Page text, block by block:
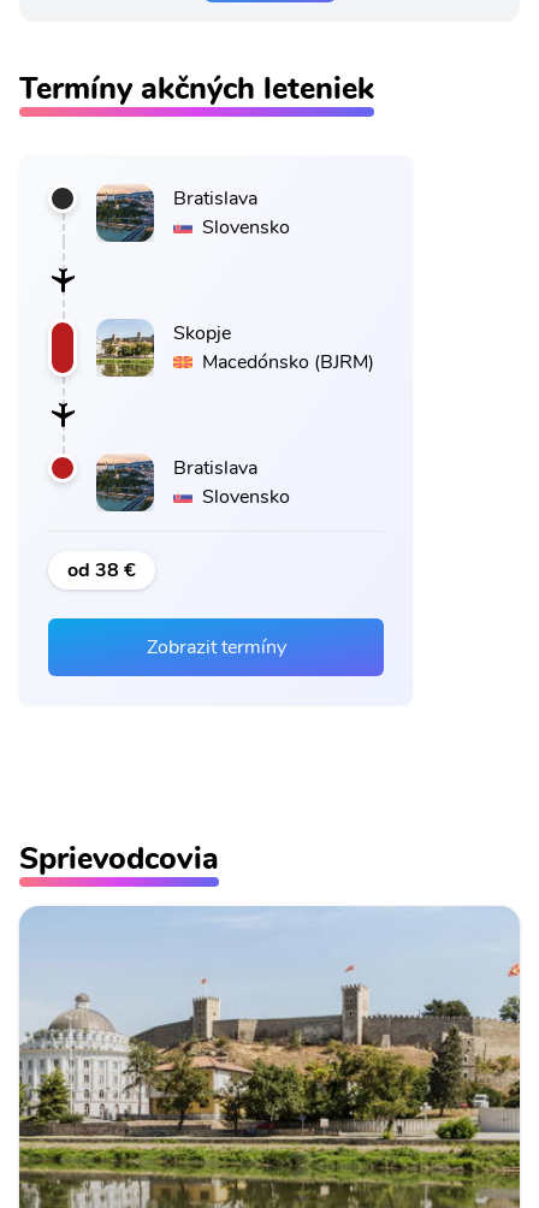
Termíny akčných leteniek
Bratislava
Slovensko
Skopje
Macedónsko (BJRM)
Bratislava
Slovensko
od 38 €
Zobrazit termíny
Sprievodcovia